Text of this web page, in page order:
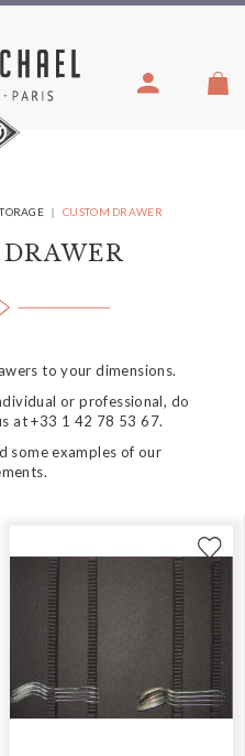
HERE:
CUSTOM DRAWER
to your dimensions.
or professional, do
at +33 1 42 78 53 67.
some examples of our